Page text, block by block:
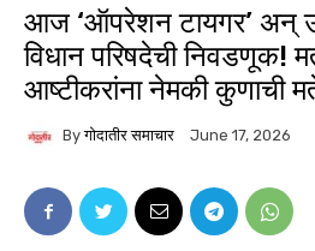
आज ‘ऑपरेशन टायगर’ अन्
विधान परिषदेची निवडणूक!
आष्टीकरांना नेमकी कुणाची
By गोदातीर समाचार June 17, 2026